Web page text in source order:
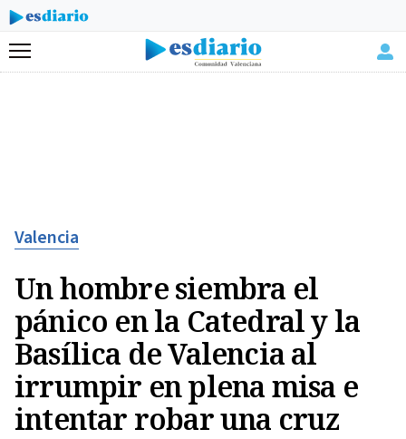
Menú
Valencia
Un hombre siembra el
pánico en la Catedral y la
Basílica de Valencia al
irrumpir en plena misa e
intentar robar una cruz